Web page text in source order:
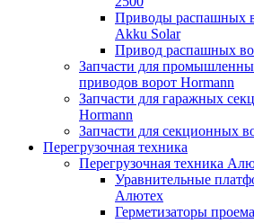
Приводы распашных
Akku Solar
Привод распашных
Запчасти для
приводов ворот Hormann
Запчасти для гаражных
Hormann
Запчасти для секционных
Перегрузочная техника
Перегрузочная техника
Уравнительные
Алютех
Герметизаторы